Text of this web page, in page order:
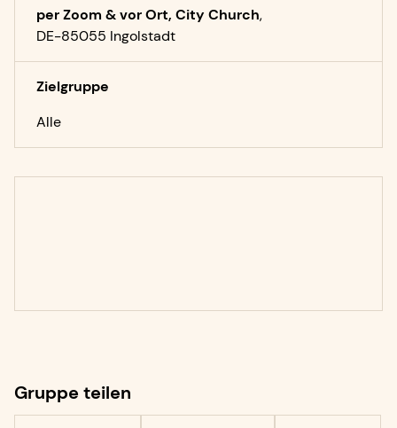
per Zoom & vor Ort, City Church,
DE-85055 Ingolstadt
Zielgruppe
Alle
Gruppe teilen